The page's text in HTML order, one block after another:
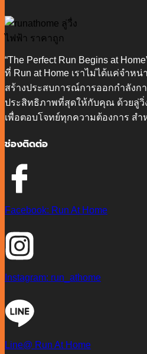
“The Perfect Run Begins at
ที่ Run at Home เราไม่ได้แค่จำหน่
สร้างประสบการณ์การออกกำลังก
ประสิทธิภาพที่สุดให้กับคุณ ด้วยลู่
เพื่อตอบโจทย์ทุกความต้องการ สำ
ช่องติดต่อ
Facebook: Run At Home
Instagram: run_athome
Line@ Run At Home